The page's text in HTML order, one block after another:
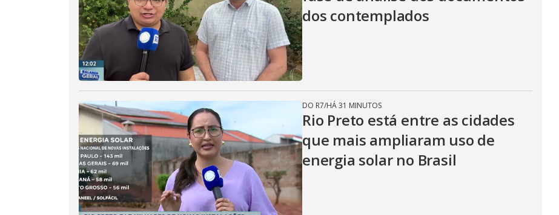
dos contemplados
DO R7/HÁ 31 MINUTOS
Rio Preto está entre as cidades
que mais ampliaram uso de
energia solar no Brasil